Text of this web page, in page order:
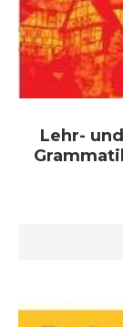
Lehr-